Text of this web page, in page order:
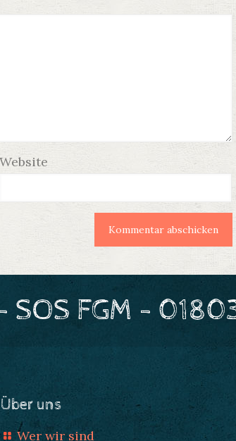
Website
FGM -
Über uns
Wer wir sind